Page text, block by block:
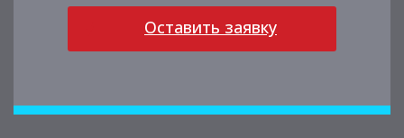
Оставить заявку